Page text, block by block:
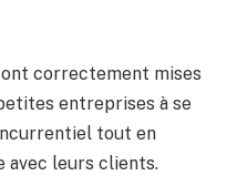
correctement mises
entreprises à se
tout en
avec leurs clients.